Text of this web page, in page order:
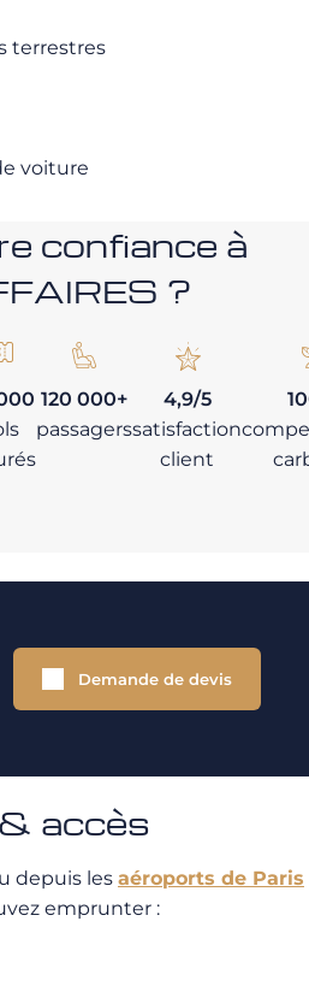
terrestres
voiture
confiance à
?
120 000+
passagers
4,9/5
satisfaction
client
Demande de devis
accès
depuis les aéroports de Paris
emprunter :